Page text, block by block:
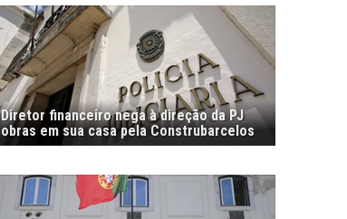
Diretor financeiro nega à direção da PJ
obras em sua casa pela Construbarcelos